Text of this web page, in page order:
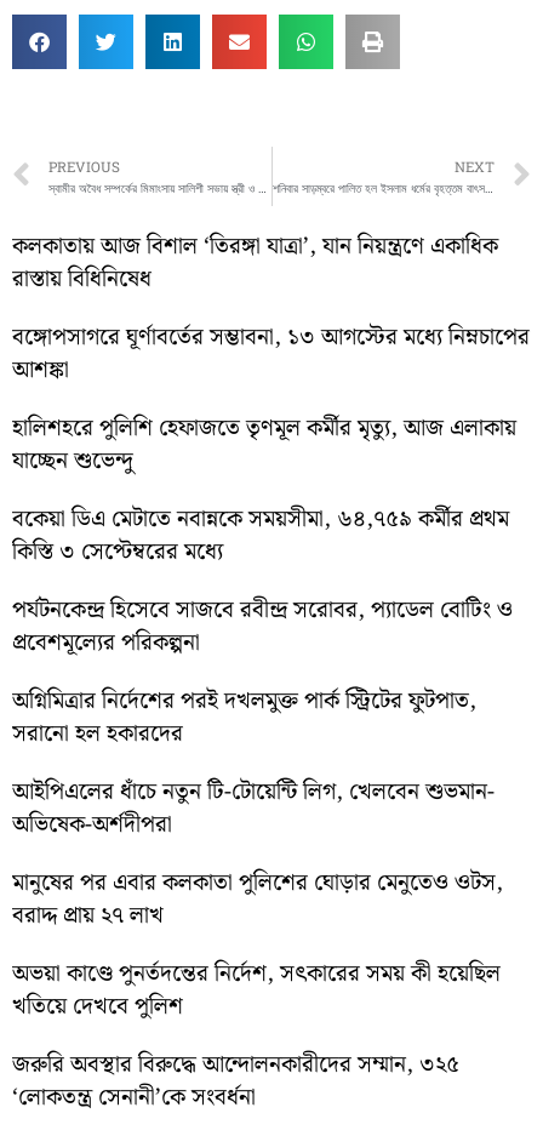
Prev
PREVIOUS
স্বামীর অবৈধ সম্পর্কের মিমাংসায় সালিশী সভায় স্ত্রী ও মাকে মারধর প্রেমিকার পরিবারের
NEXT
শনিবার সাড়ম্বরে পালিত হল ইসলাম ধর্মের বৃহত্তম বাৎসরিক উৎসব
কলকাতায় আজ বিশাল ‘তিরঙ্গা যাত্রা’, যান নিয়ন্ত্রণে একাধিক
রাস্তায় বিধিনিষেধ
বঙ্গোপসাগরে ঘূর্ণাবর্তের সম্ভাবনা, ১৩ আগস্টের মধ্যে নিম্নচাপের
আশঙ্কা
হালিশহরে পুলিশি হেফাজতে তৃণমূল কর্মীর মৃত্যু, আজ এলাকায়
যাচ্ছেন শুভেন্দু
বকেয়া ডিএ মেটাতে নবান্নকে সময়সীমা, ৬৪,৭৫৯ কর্মীর প্রথম
কিস্তি ৩ সেপ্টেম্বরের মধ্যে
পর্যটনকেন্দ্র হিসেবে সাজবে রবীন্দ্র সরোবর, প্যাডেল বোটিং ও
প্রবেশমূল্যের পরিকল্পনা
অগ্নিমিত্রার নির্দেশের পরই দখলমুক্ত পার্ক স্ট্রিটের ফুটপাত,
সরানো হল হকারদের
আইপিএলের ধাঁচে নতুন টি-টোয়েন্টি লিগ, খেলবেন শুভমান-
অভিষেক-অর্শদীপরা
মানুষের পর এবার কলকাতা পুলিশের ঘোড়ার মেনুতেও ওটস,
বরাদ্দ প্রায় ২৭ লাখ
অভয়া কাণ্ডে পুনর্তদন্তের নির্দেশ, সৎকারের সময় কী হয়েছিল
খতিয়ে দেখবে পুলিশ
জরুরি অবস্থার বিরুদ্ধে আন্দোলনকারীদের সম্মান, ৩২৫
‘লোকতন্ত্র সেনানী’কে সংবর্ধনা